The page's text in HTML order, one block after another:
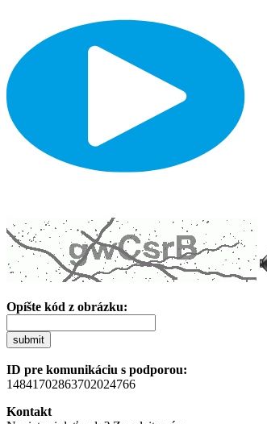
Opíšte kód z obrázku:
submit
ID pre komunikáciu s podporou:
14841702863702024766
Kontakt